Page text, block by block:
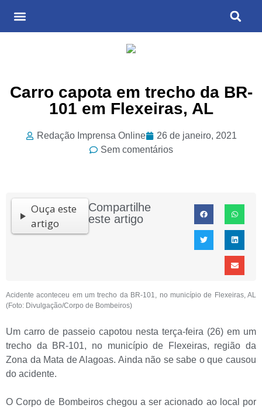
Carro capota em trecho da BR-
101 em Flexeiras, AL
Redação Imprensa Online
26 de janeiro, 2021
Sem comentários
Ouça este
artigo
Compartilhe
este artigo
Acidente aconteceu em um trecho da BR-101, no município de Flexeiras, AL
(Foto: Divulgação/Corpo de Bombeiros)
Um carro de passeio capotou nesta terça-feira (26) em um
trecho da BR-101, no município de Flexeiras, região da
Zona da Mata de Alagoas. Ainda não se sabe o que causou
do acidente.
O Corpo de Bombeiros chegou a ser acionado ao local por